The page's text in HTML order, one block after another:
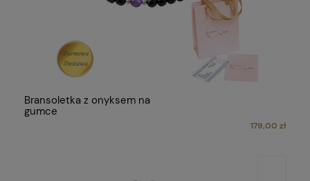
Bransoletka z onyksem na
gumce
179,00 zł